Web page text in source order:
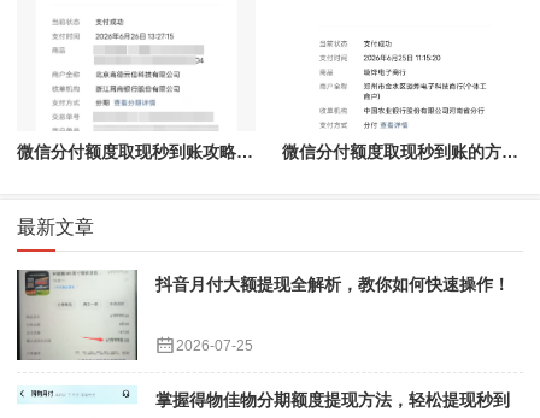
微信分付额度取现秒到账攻略：轻松掌握秒到账技巧 微信分付额度取现秒到账的方法解密
最新文章
抖音月付大额提现全解析，教你如何快速操作！
2026-07-25
掌握得物佳物分期额度提现方法，轻松提现秒到